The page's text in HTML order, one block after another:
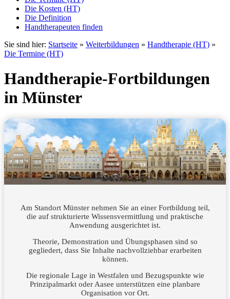
Die Kosten (HT)
Die Definition
Handtherapeuten finden
Sie sind hier: Startseite » Weiterbildungen » Handtherapie (HT) »
Die Termine (HT)
Handtherapie-Fortbildungen
in Münster
Am Standort Münster nehmen Sie an einer Fortbildung teil,
die auf strukturierte Wissensvermittlung und praktische
Anwendung ausgerichtet ist.
Theorie, Demonstration und Übungsphasen sind so
gegliedert, dass Sie Inhalte nachvollziehbar erarbeiten
können.
Die regionale Lage in Westfalen und Bezugspunkte wie
Prinzipalmarkt oder Aasee unterstützen eine planbare
Organisation vor Ort.